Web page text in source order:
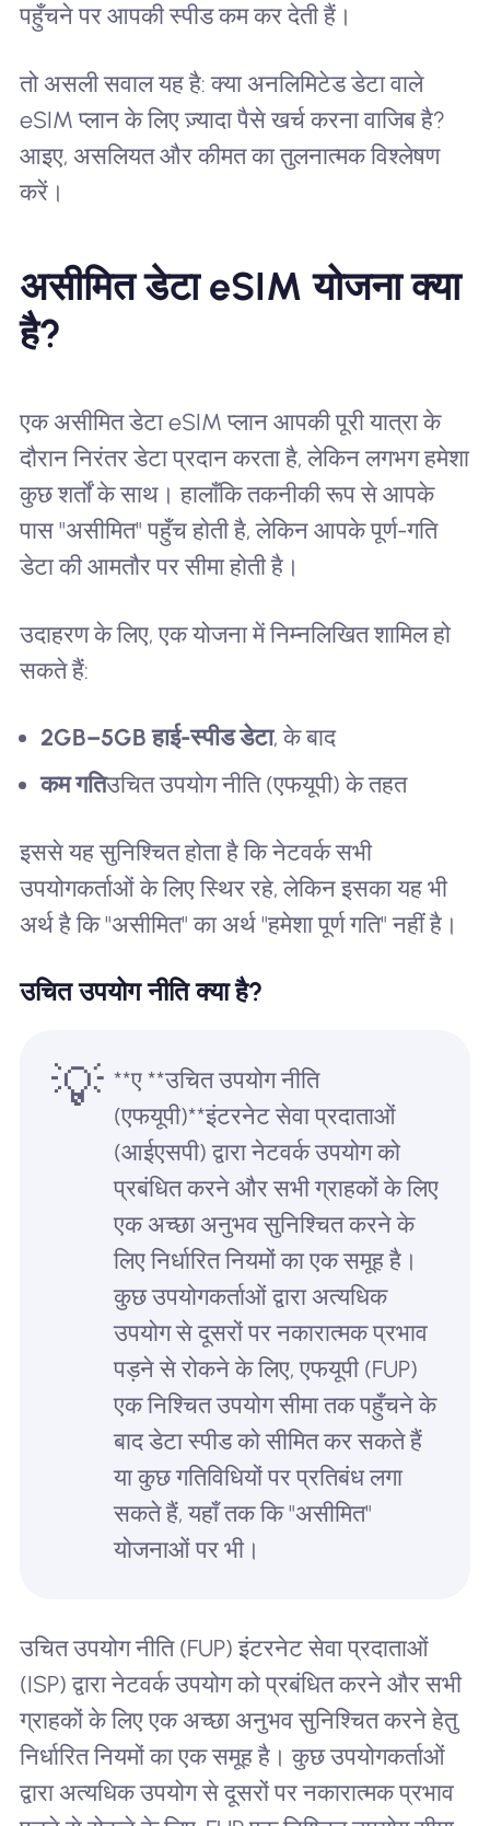
पहुँचने पर आपकी स्पीड कम कर देती हैं।
तो असली सवाल यह है: क्या अनलिमिटेड डेटा वाले
eSIM प्लान के लिए ज़्यादा पैसे खर्च करना वाजिब है?
आइए, असलियत और कीमत का तुलनात्मक विश्लेषण
करें।
असीमित डेटा eSIM योजना क्या
है?
एक असीमित डेटा eSIM प्लान आपकी पूरी यात्रा के
दौरान निरंतर डेटा प्रदान करता है, लेकिन लगभग हमेशा
कुछ शर्तों के साथ। हालाँकि तकनीकी रूप से आपके
पास "असीमित" पहुँच होती है, लेकिन आपके पूर्ण-गति
डेटा की आमतौर पर सीमा होती है।
उदाहरण के लिए, एक योजना में निम्नलिखित शामिल हो
सकते हैं:
2GB–5GB हाई-स्पीड डेटा, के बाद
कम गतिउचित उपयोग नीति (एफयूपी) के तहत
इससे यह सुनिश्चित होता है कि नेटवर्क सभी
उपयोगकर्ताओं के लिए स्थिर रहे, लेकिन इसका यह भी
अर्थ है कि "असीमित" का अर्थ "हमेशा पूर्ण गति" नहीं है।
उचित उपयोग नीति क्या है?
💡 **ए **उचित उपयोग नीति
(एफयूपी)**इंटरनेट सेवा प्रदाताओं
(आईएसपी) द्वारा नेटवर्क उपयोग को
प्रबंधित करने और सभी ग्राहकों के लिए
एक अच्छा अनुभव सुनिश्चित करने के
लिए निर्धारित नियमों का एक समूह है।
कुछ उपयोगकर्ताओं द्वारा अत्यधिक
उपयोग से दूसरों पर नकारात्मक प्रभाव
पड़ने से रोकने के लिए, एफयूपी (FUP)
एक निश्चित उपयोग सीमा तक पहुँचने के
बाद डेटा स्पीड को सीमित कर सकते हैं
या कुछ गतिविधियों पर प्रतिबंध लगा
सकते हैं, यहाँ तक कि "असीमित"
योजनाओं पर भी।
उचित उपयोग नीति (FUP) इंटरनेट सेवा प्रदाताओं
(ISP) द्वारा नेटवर्क उपयोग को प्रबंधित करने और सभी
ग्राहकों के लिए एक अच्छा अनुभव सुनिश्चित करने हेतु
निर्धारित नियमों का एक समूह है। कुछ उपयोगकर्ताओं
द्वारा अत्यधिक उपयोग से दूसरों पर नकारात्मक प्रभाव